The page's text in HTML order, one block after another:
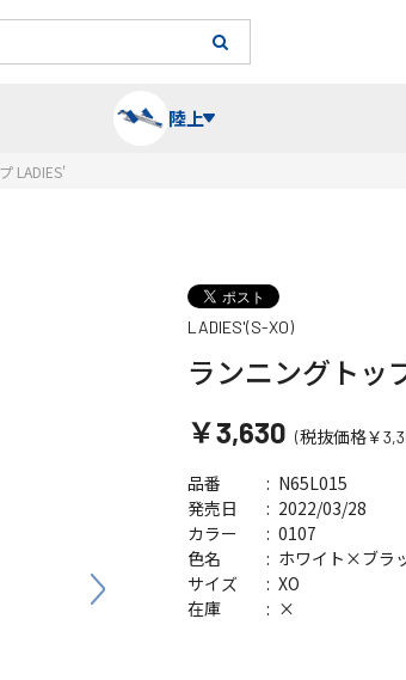
レーシングシャツ・タイツ
陸上
消耗品・スペアパーツ
LADIES'
LADIES'(S-XO)
ランニングトッ
￥3,630 (税抜価格￥
品番 N65L015
発売日 2022/03/28
サイズ XO
カラー 0107
在庫 ×
色名 ホワイト×ブラ